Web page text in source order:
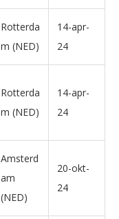
Rotterda
m (NED)
14-apr-
24
Rotterda
m (NED)
14-apr-
24
Amsterd
am
(NED)
20-okt-
24